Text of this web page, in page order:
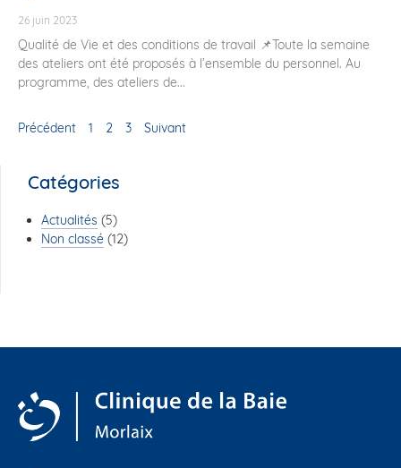
26 juin 2023
Qualité de Vie et des conditions de travail 📌Toute la semaine
des ateliers ont été proposés à l’ensemble du personnel. Au
programme, des ateliers de...
Précédent 1 2 3 Suivant
Catégories
Actualités (5)
Non classé (12)